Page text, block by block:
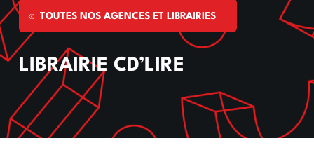
TOUTES NOS AGENCES ET LIBRAIRIES
LIBRAIRIE CD’LIRE